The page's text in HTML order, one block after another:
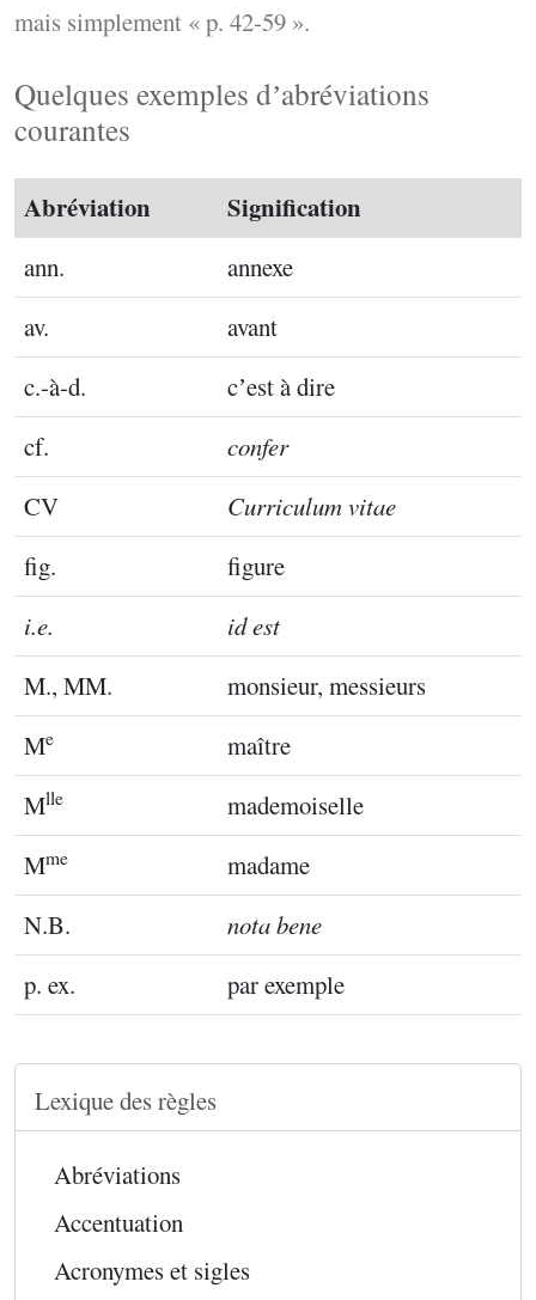
mais simplement « p. 42-59 ».
Quelques exemples dʼabréviations
courantes
Abréviation Signification
ann.
annexe
av.
avant
c.-à-d.
cʼest à dire
cf.
confer
CV
Curriculum vitae
fig.
figure
i.e.
id est
M., MM.
monsieur, messieurs
Me
maître
Mlle
mademoiselle
Mme
madame
N.B.
nota bene
p. ex.
par exemple
Lexique des règles
Abréviations
Accentuation
Acronymes et sigles